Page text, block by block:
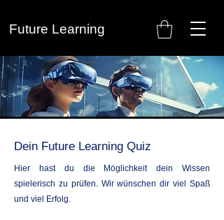
Future Learning
Dein Future Learning Quiz
Hier hast du die Möglichkeit dein Wissen
spielerisch zu prüfen. Wir wünschen dir viel Spaß
und viel Erfolg.